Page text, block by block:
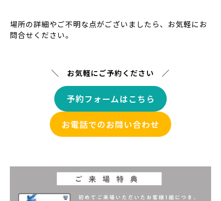
場所の詳細やご不明な点がございましたら、お気軽にお
問合せください。
＼ お気軽にご予約ください ／
予約フォームはこちら
お電話でのお問い合わせ